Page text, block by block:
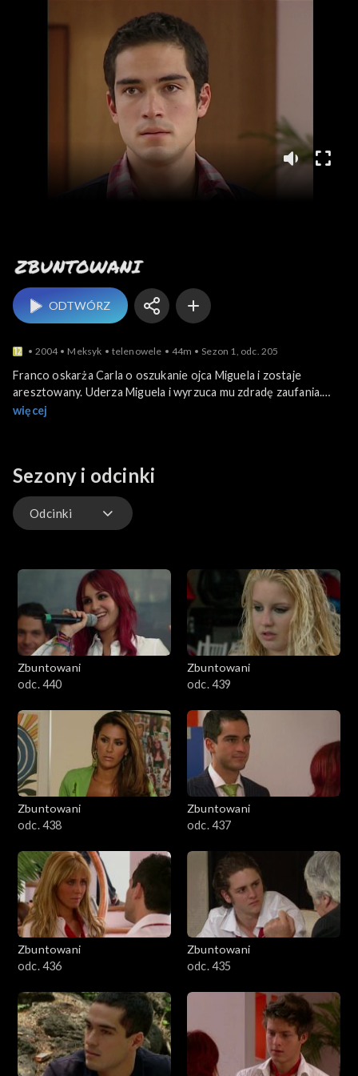
Zbuntowani
ODTWÓRZ
2004 Meksyk telenowele 44m Sezon 1, odc. 205
Franco oskarża Carla o oszukanie ojca Miguela i zostaje
aresztowany. Uderza Miguela i wyrzuca mu zdradę zaufania.
Gastón ujawnia Miguelowi, że jego ojciec nie zginął w wypadku.
więcej
Sezony i odcinki
Odcinki
Zbuntowani
odc. 440
Zbuntowani
odc. 439
Zbuntowani
odc. 438
Zbuntowani
odc. 437
Zbuntowani
odc. 436
Zbuntowani
odc. 435